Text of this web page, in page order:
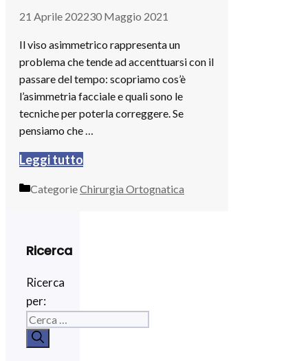
21 Aprile 202230 Maggio 2021
Il viso asimmetrico rappresenta un
problema che tende ad accenttuarsi con il
passare del tempo: scopriamo cos’è
l’asimmetria facciale e quali sono le
tecniche per poterla correggere. Se
pensiamo che …
Leggi tutto
CategorieChirurgia Ortognatica
Ricerca
Ricerca
per: